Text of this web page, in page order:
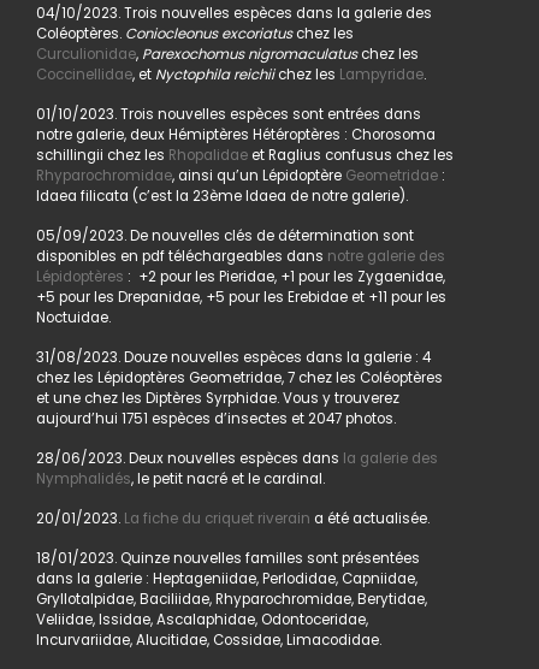
04/10/2023. Trois nouvelles espèces dans la galerie des
Coléoptères. Coniocleonus excoriatuschez les
Curculionidae, Parexochomus nigromaculatuschez les
Coccinellidae, et Nyctophila reichiichez les Lampyridae.
01/10/2023. Trois nouvelles espèces sont entrées dans
notre galerie, deux Hémiptères Hétéroptères : Chorosoma
schillingii chez les Rhopalidaeet Raglius confusus chez les
Rhyparochromidae, ainsi qu’un Lépidoptère Geometridae:
Idaea filicata (c’est la 23ème Idaea de notre galerie).
05/09/2023. De nouvelles clés de détermination sont
disponibles en pdf téléchargeables dans notre galerie des
Lépidoptères : +2 pour les Pieridae, +1 pour les Zygaenidae,
+5 pour les Drepanidae, +5 pour les Erebidae et +11 pour les
Noctuidae.
31/08/2023. Douze nouvelles espèces dans la galerie : 4
chez les Lépidoptères Geometridae, 7 chez les Coléoptères
et une chez les Diptères Syrphidae. Vous y trouverez
aujourd’hui 1751 espèces d’insectes et 2047 photos.
28/06/2023. Deux nouvelles espèces dans la galerie des
Nymphalidés, le petit nacré et le cardinal.
20/01/2023. La fiche du criquet riverain a été actualisée.
18/01/2023. Quinze nouvelles familles sont présentées
dans la galerie : Heptageniidae, Perlodidae, Capniidae,
Gryllotalpidae, Baciliidae, Rhyparochromidae, Berytidae,
Veliidae, Issidae, Ascalaphidae, Odontoceridae,
Incurvariidae, Alucitidae, Cossidae, Limacodidae.